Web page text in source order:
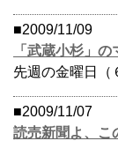
■2009/11/09
「武蔵小杉」
先週の金曜日（
■2009/11/07
読売新聞よ、こ